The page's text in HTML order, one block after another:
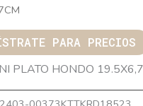
PARA PRECIOS
PLATO HONDO